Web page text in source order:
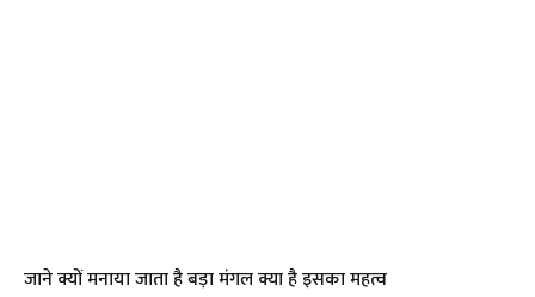
जाने क्यों मनाया जाता है बड़ा मंगल क्या है इसका महत्व